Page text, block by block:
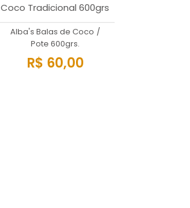
Coco Tradicional 600grs
Alba's Balas de Coco /
Pote 600grs.
R$ 60,00